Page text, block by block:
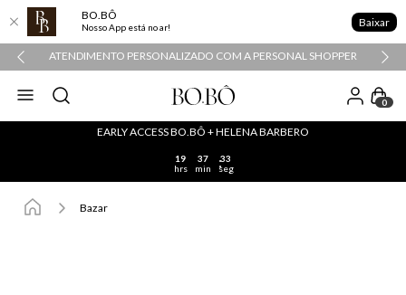
BO.BÔ
Nosso App está no ar! Baixar
ATENDIMENTO PERSONALIZADO COM A PERSONAL SHOPPER
0
EARLY ACCESS BO.BÔ + HELENA BARBERO
19
hrs
37
min
33
seg
Bazar